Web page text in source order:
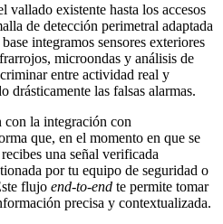
vallado existente hasta los accesos
de detección perimetral adaptada
integramos sensores exteriores
microondas y análisis de
entre actividad real y
drásticamente las falsas alarmas.
con la integración con
que, en el momento en que se
una señal verificada
por tu equipo de seguridad o
flujo end-to-end te permite tomar
precisa y contextualizada.